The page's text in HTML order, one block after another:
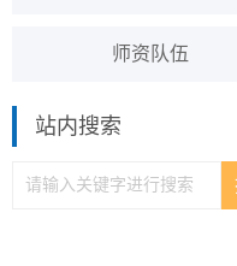
师资队伍
站内搜索